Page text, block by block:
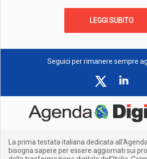
LEGGI SUBITO
Seguici per rimanere sempre
La prima testata italiana dedicata
bisogna sapere per essere aggiornati sui